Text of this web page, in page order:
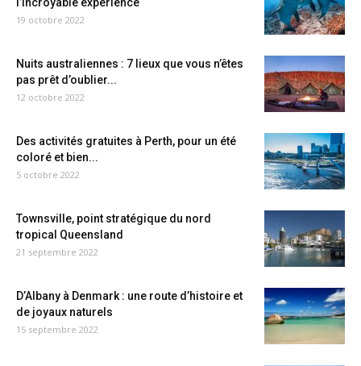
19 octobre 2022
Nuits australiennes : 7 lieux que vous n’êtes
pas prêt d’oublier...
12 octobre 2022
Des activités gratuites à Perth, pour un été
coloré et bien...
5 octobre 2022
Townsville, point stratégique du nord
tropical Queensland
21 septembre 2022
D’Albany à Denmark : une route d’histoire et
de joyaux naturels
15 septembre 2022